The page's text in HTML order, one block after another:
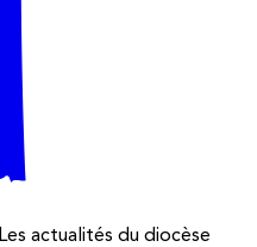
Les actualités du diocèse